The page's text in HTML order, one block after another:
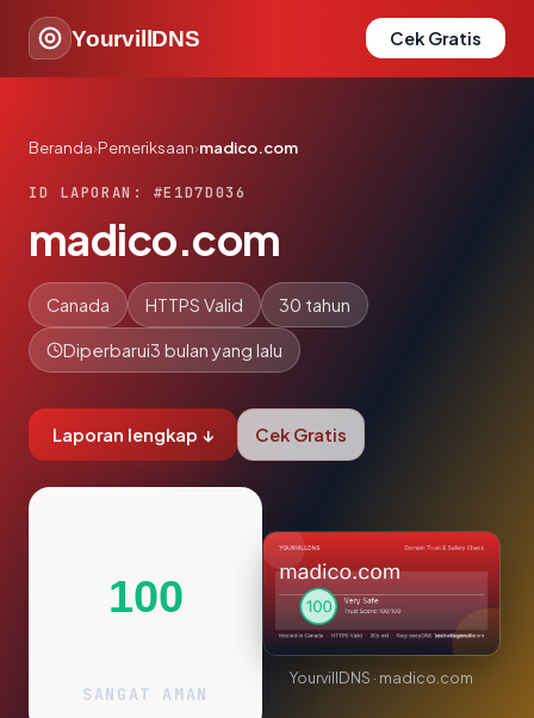
YourvillDNS Cek Gratis
Beranda›Pemeriksaan›madico.com
ID LAPORAN: #E1D7D036
madico.com
Canada HTTPS Valid 30 tahun
Diperbarui3 bulan yang lalu
Laporan lengkap ↓ Cek Gratis
100
SANGAT AMAN
YourvillDNS · madico.com